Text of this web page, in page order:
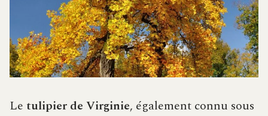
Le tulipier de Virginie, également connu sous